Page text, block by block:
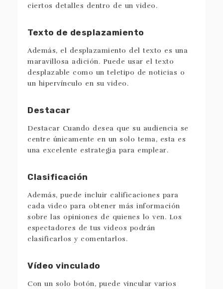
ciertos detalles dentro de un video.
Texto de desplazamiento
Además, el desplazamiento del texto es una
maravillosa adición. Puede usar el texto
desplazable como un teletipo de noticias o
un hipervínculo en su video.
Destacar
Destacar Cuando desea que su audiencia se
centre únicamente en un solo tema, esta es
una excelente estrategia para emplear.
Clasificación
Además, puede incluir calificaciones para
cada video para obtener más información
sobre las opiniones de quienes lo ven. Los
espectadores de tus videos podrán
clasificarlos y comentarlos.
Vídeo vinculado
Con un solo botón, puede vincular varios